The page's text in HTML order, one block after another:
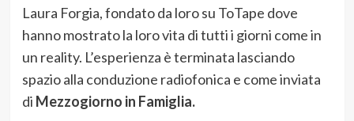
Laura Forgia, fondato da loro su ToTape dove
hanno mostrato la loro vita di tutti i giorni come in
un reality. L’esperienza è terminata lasciando
spazio alla conduzione radiofonica e come inviata
di Mezzogiorno in Famiglia.